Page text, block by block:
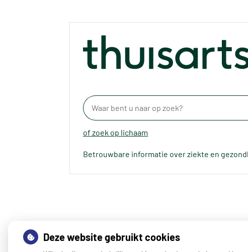
of zoek op lichaam
Betrouwbare informatie over ziekte en
Deze website gebruikt cookies